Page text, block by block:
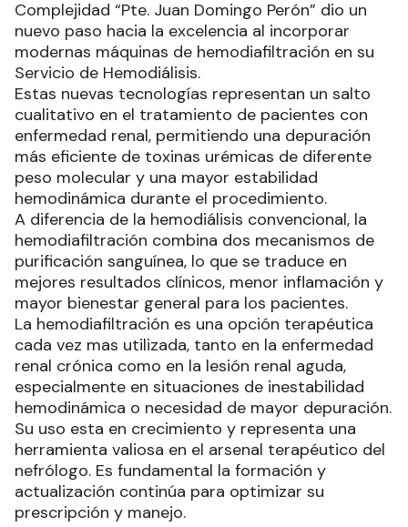
Complejidad “Pte. Juan Domingo Perón” dio un
nuevo paso hacia la excelencia al incorporar
modernas máquinas de hemodiafiltración en su
Servicio de Hemodiálisis.
Estas nuevas tecnologías representan un salto
cualitativo en el tratamiento de pacientes con
enfermedad renal, permitiendo una depuración
más eficiente de toxinas urémicas de diferente
peso molecular y una mayor estabilidad
hemodinámica durante el procedimiento.
A diferencia de la hemodiálisis convencional, la
hemodiafiltración combina dos mecanismos de
purificación sanguínea, lo que se traduce en
mejores resultados clínicos, menor inflamación y
mayor bienestar general para los pacientes.
La hemodiafiltración es una opción terapéutica
cada vez mas utilizada, tanto en la enfermedad
renal crónica como en la lesión renal aguda,
especialmente en situaciones de inestabilidad
hemodinámica o necesidad de mayor depuración.
Su uso esta en crecimiento y representa una
herramienta valiosa en el arsenal terapéutico del
nefrólogo. Es fundamental la formación y
actualización continúa para optimizar su
prescripción y manejo.